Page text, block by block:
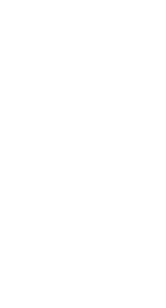
tieši uz
personām.